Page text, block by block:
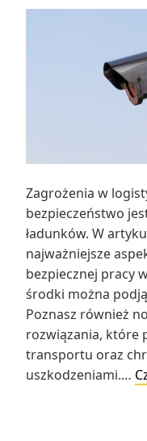
Zagrożenia w
bezpieczeństwo
ładunków. W
najważniejsze
bezpiecznej pracy
środki można
Poznasz również
rozwiązania, które
transportu oraz
uszkodzeniami.…